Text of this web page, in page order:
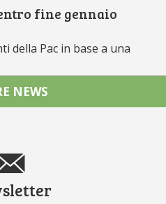
fine gennaio
della Pac in base a una
NEWS